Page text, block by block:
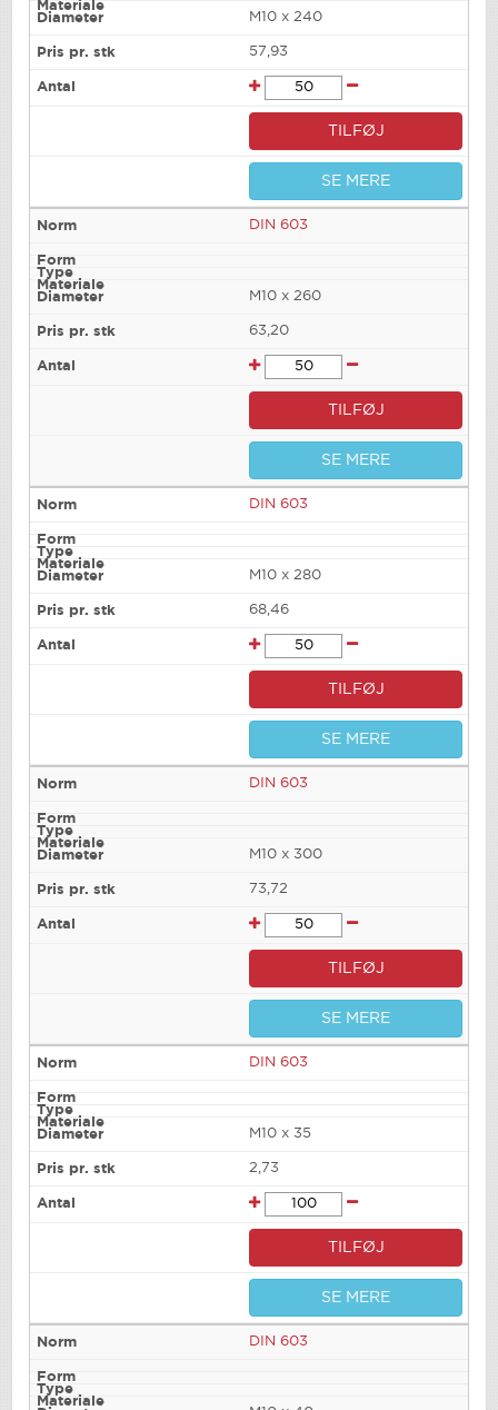
M10 x 240
57,93
TILFØJ
SE MERE
DIN 603
M10 x 260
63,20
TILFØJ
SE MERE
DIN 603
M10 x 280
68,46
TILFØJ
SE MERE
DIN 603
M10 x 300
73,72
TILFØJ
SE MERE
DIN 603
M10 x 35
2,73
TILFØJ
SE MERE
DIN 603